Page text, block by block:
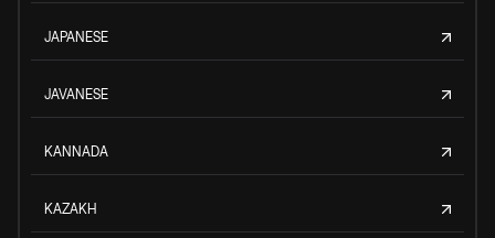
JAPANESE
JAVANESE
KANNADA
KAZAKH